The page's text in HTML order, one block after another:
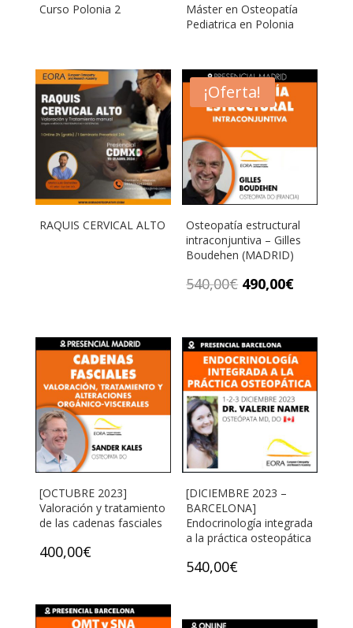
Curso Polonia 2
Máster en Osteopatía
Pediatrica en Polonia
RAQUIS CERVICAL ALTO
¡Oferta!
Osteopatía estructural
intraconjuntiva – Gilles
Boudehen (MADRID)
540,00€ 490,00€
[OCTUBRE 2023]
Valoración y tratamiento
de las cadenas fasciales
400,00€
[DICIEMBRE 2023 –
BARCELONA]
Endocrinología integrada
a la práctica osteopática
540,00€